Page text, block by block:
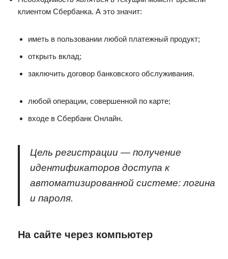
клиентом Сбербанка. А это значит:
иметь в пользовании любой платежный продукт;
открыть вклад;
заключить договор банковского обслуживания.
любой операции, совершенной по карте;
входе в Сбербанк Онлайн.
Цель регистрации — получение
идентификаторов доступа к
автоматизированной системе: логина
и пароля.
На сайте через компьютер